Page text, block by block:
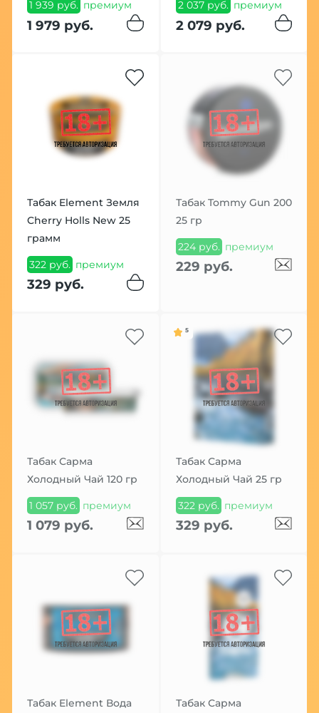
1 939 руб. премиум
1 979 руб.
2 037 руб. премиум
2 079 руб.
Табак Element Земля
Cherry Holls New 25
грамм
322 руб. премиум
329 руб.
Табак Tommy Gun 200
25 гр
224 руб. премиум
229 руб.
Табак Сарма
Холодный Чай 120 гр
1 057 руб. премиум
1 079 руб.
5
Табак Сарма
Холодный Чай 25 гр
322 руб. премиум
329 руб.
Табак Element Вода
Табак Сарма